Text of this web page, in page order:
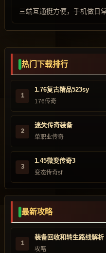
三端互通挺方便，手机做日
热门下载排行
1
1.76复古精品523sy
176传奇
2
迷失传奇装备
单职业传奇
3
1.45微变传奇3
变态传奇sf
最新攻略
1
装备回收和转生路线解析
攻略